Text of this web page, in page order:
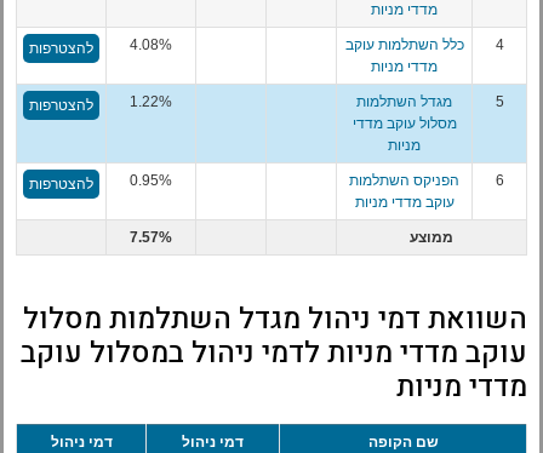
מדדי מניות
4
כלל השתלמות עוקב
מדדי מניות
4.08% להצטרפות
5
מגדל השתלמות
מסלול עוקב מדדי
מניות
1.22% להצטרפות
6
הפניקס השתלמות
עוקב מדדי מניות
0.95% להצטרפות
ממוצע 7.57%
השוואת דמי ניהול מגדל השתלמות מסלול
עוקב מדדי מניות לדמי ניהול במסלול עוקב
מדדי מניות
שם הקופה
דמי ניהול
דמי ניהול